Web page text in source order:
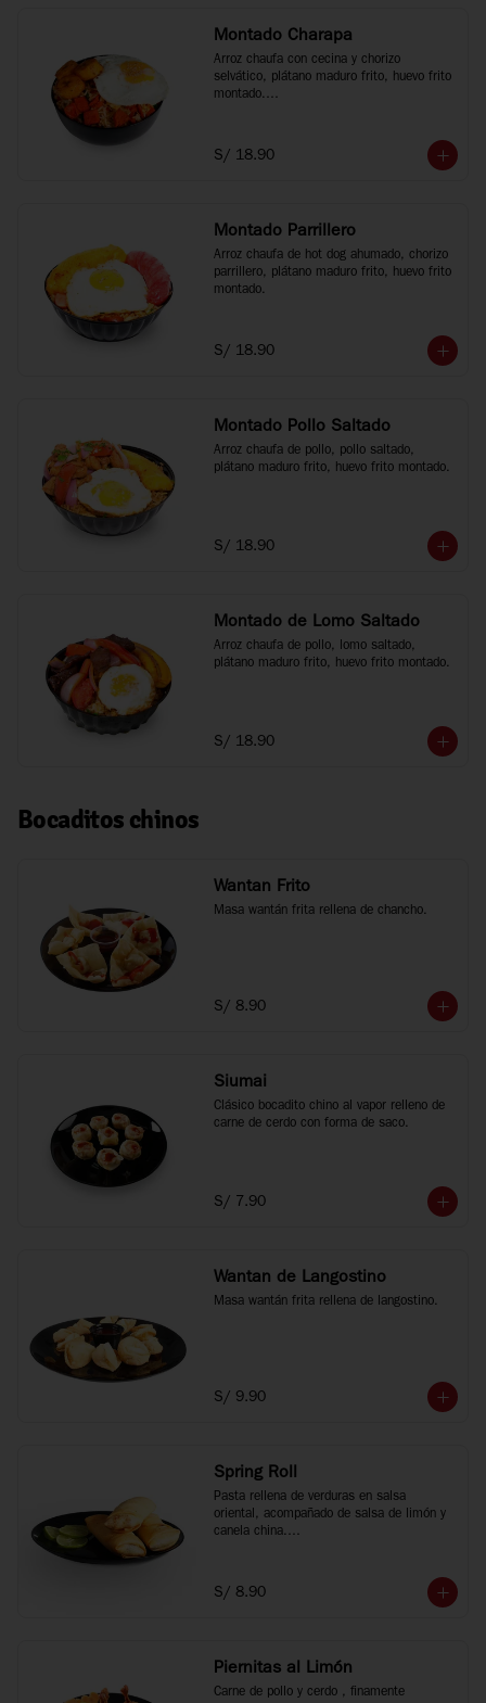
Montado Charapa
Arroz chaufa con cecina y chorizo
selvático, plátano maduro frito, huevo frito
montado.
S/ 18.90
Montado Parrillero
Arroz chaufa de hot dog ahumado, chorizo
parrillero, plátano maduro frito, huevo frito
montado.
S/ 18.90
Montado Pollo Saltado
Arroz chaufa de pollo, pollo saltado,
plátano maduro frito, huevo frito montado.
S/ 18.90
Montado de Lomo Saltado
Arroz chaufa de pollo, lomo saltado,
plátano maduro frito, huevo frito montado.
S/ 18.90
Bocaditos chinos
Wantan Frito
Masa wantán frita rellena de chancho.
S/ 8.90
Siumai
Clásico bocadito chino al vapor relleno de
carne de cerdo con forma de saco.
S/ 7.90
Wantan de Langostino
Masa wantán frita rellena de langostino.
S/ 9.90
Spring Roll
Pasta rellena de verduras en salsa
oriental, acompañado de salsa de limón y
canela china.
S/ 8.90
Piernitas al Limón
Carne de pollo y cerdo , finamente